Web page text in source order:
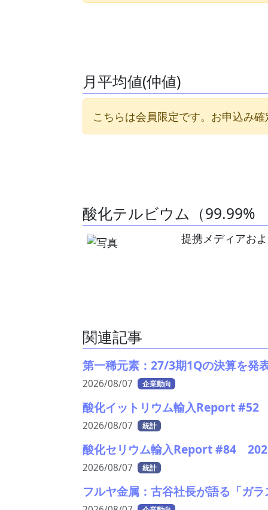
月平均値(仲値)
こちらは会員限定です。お申込み
酸化テルビウム（
提携メディアお
関連記事
第一稀元素：27/3期1Qの決算を発
2026/08/07 企業動向
酸化イットリウム輸入Report
2026/08/07 統計
酸化セリウム輸入Report #84
2026/08/07 統計
フルヤ金属：古谷社長が語る「ガ